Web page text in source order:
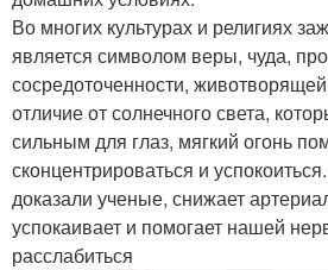
Во многих культурах и религиях
является символом веры, чуда,
сосредоточенности,
отличие от солнечного света,
сильным для глаз, мягкий огонь
сконцентрироваться и
доказали ученые, снижает
успокаивает и помогает нашей
расслабиться